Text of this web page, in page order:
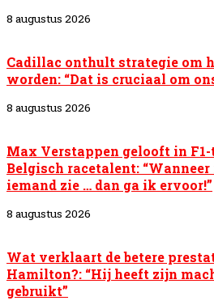
8 augustus 2026
Cadillac onthult strategie om
worden: “Dat is cruciaal om
8 augustus 2026
Max Verstappen gelooft in
Belgisch racetalent:
iemand zie … dan ga ik ervoor!”
8 augustus 2026
Wat verklaart de betere
Hamilton?: “Hij heeft zijn
gebruikt”